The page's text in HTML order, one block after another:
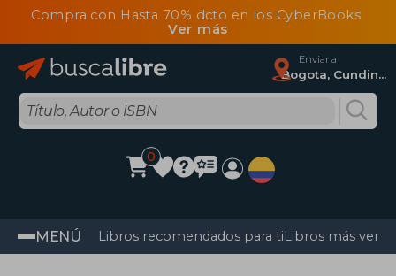
Compra con Hasta 70% dcto en los CyberBooks
Ver más
Enviar a
Bogota, Cundinamarca
0
MENÚ Libros recomendados para tiLibros más